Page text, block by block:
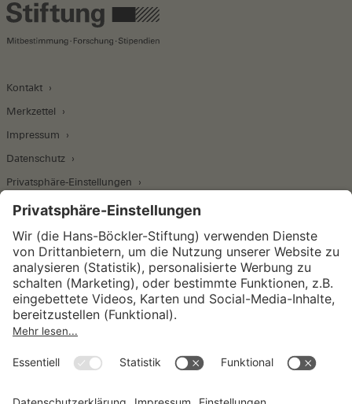
Kontakt
Merkzettel
Impressum
Datenschutz
Privatsphäre-Einstellungen
Wirtschafts- und Sozialwissenschaftliches Institut
Institut für Makroökonomie und
Konjunkturforschung
Unternehmensführung